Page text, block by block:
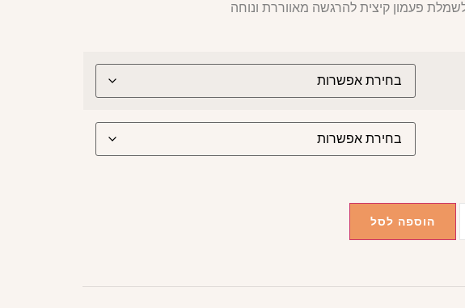
פעמון קיצית להרגשה מאווררת ונוחה
הוספה לסל